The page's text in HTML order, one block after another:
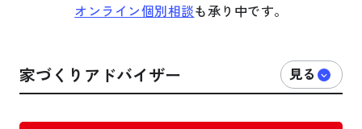
オンライン個別相談も承り中です。
家づくりアドバイザー